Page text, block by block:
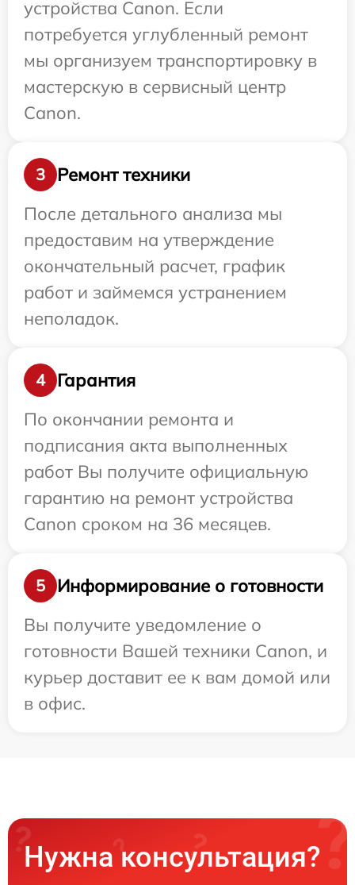
устройства Canon. Если
потребуется углубленный ремонт
мы организуем транспортировку в
мастерскую в сервисный центр
Canon.
3
Ремонт техники
После детального анализа мы
предоставим на утверждение
окончательный расчет, график
работ и займемся устранением
неполадок.
4
Гарантия
По окончании ремонта и
подписания акта выполненных
работ Вы получите официальную
гарантию на ремонт устройства
Canon сроком на 36 месяцев.
5
Информирование о готовности
Вы получите уведомление о
готовности Вашей техники Canon, и
курьер доставит ее к вам домой или
в офис.
Нужна консультация?